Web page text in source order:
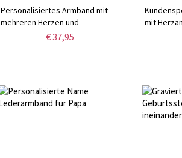
Personalisiertes Armband mit
mehreren Herzen und
Geburtsstein€ 37,95
mit
Sterling